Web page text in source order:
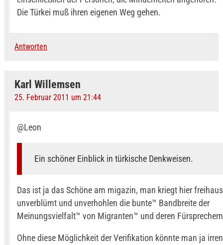
Die Türkei muß ihren eigenen Weg gehen.
Antworten
Karl Willemsen
25. Februar 2011 um 21:44
@Leon
Ein schöner Einblick in türkische Denkweisen.
Das ist ja das Schöne am migazin, man kriegt hier
unverblümt und unverhohlen die bunte™ Bandbreite der
Meinungsvielfalt™ von Migranten™ und deren
Ohne diese Möglichkeit der Verifikation könnte man ja